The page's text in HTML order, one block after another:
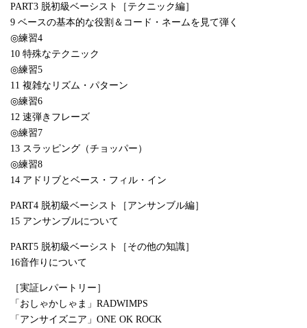
PART3 脱初級ベーシスト［テクニック編］
9 ベースの基本的な役割＆コード・ネームを見て弾く
◎練習4
10 特殊なテクニック
◎練習5
11 複雑なリズム・パターン
◎練習6
12 速弾きフレーズ
◎練習7
13 スラッピング（チョッパー）
◎練習8
14 アドリブとベース・フィル・イン
PART4 脱初級ベーシスト［アンサンブル編］
15 アンサンブルについて
PART5 脱初級ベーシスト［その他の知識］
16音作りについて
［実証レパートリー］
「おしゃかしゃま」RADWIMPS
「アンサイズニア」ONE OK ROCK